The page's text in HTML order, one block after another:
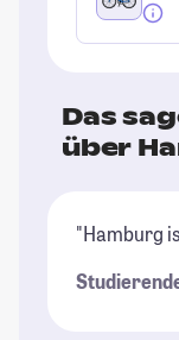
Das
über
"Hamburg